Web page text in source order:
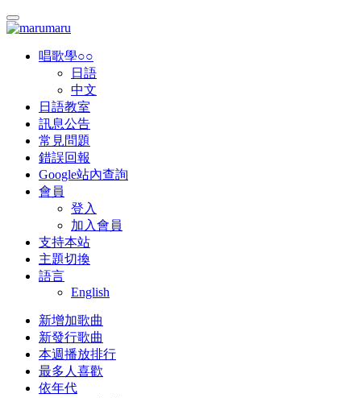
唱歌學○○
日語
中文
日語教室
訊息公告
常見問題
錯誤回報
Google站內查詢
會員
登入
加入會員
支持本站
主題切換
語言
English
新增加歌曲
新發行歌曲
本週播放排行
最多人喜歡
依年代